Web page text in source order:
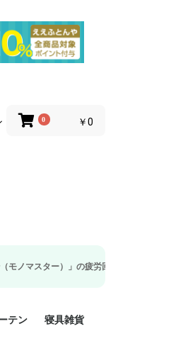
0 ￥0
疲労回復・睡眠の向上特集に当社のリカバリ
テン 寝具雑貨